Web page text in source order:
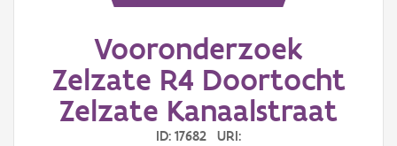
Vooronderzoek
Zelzate R4 Doortocht
Zelzate Kanaalstraat
ID: 17682 URI: